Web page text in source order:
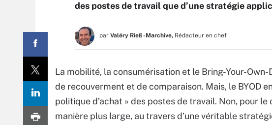
des postes de travail que d’une stratégie
par Valéry Rieß-Marchive, Rédacteur en chef
La mobilité, la consumérisation et le Bring-Your-
de recouverment et de comparaison. Mais, le BYOD
politique d’achat » des postes de travail. Non, pour
manière plus large, au travers d’une véritable